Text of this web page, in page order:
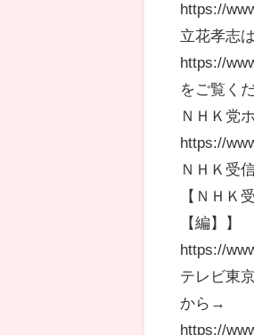
https://
立花孝志
https://
をご覧く
ＮＨＫ党
https://
ＮＨＫ受
【ＮＨＫ
【編】】
https://
テレビ東
から→
https://